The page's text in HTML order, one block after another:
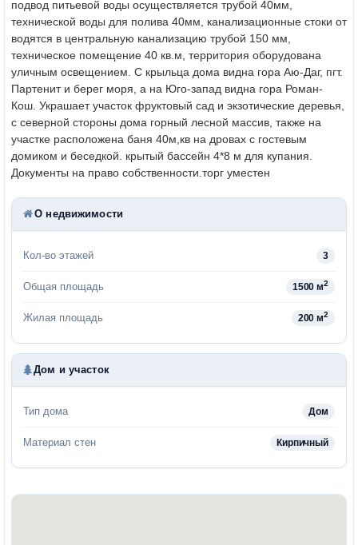
подвод питьевой воды осуществляется трубой 40мм,
технической воды для полива 40мм, канализационные стоки от
водятся в центральную канализацию трубой 150 мм,
техническое помещение 40 кв.м, территория оборудована
уличным освещением. С крыльца дома видна гора Аю-Даг, пгт.
Партенит и берег моря, а на Юго-запад видна гора Роман-
Кош. Украшает участок фруктовый сад и экзотические деревья,
с северной стороны дома горный лесной массив, также на
участке расположена баня 40м,кв на дровах с гостевым
домиком и беседкой. крытый бассейн 4*8 м для купания.
Документы на право собственности.торг уместен
О недвижимости
Кол-во этажей 3
Общая площадь 1500 м2
Жилая площадь 200 м2
Дом и участок
Тип дома Дом
Материал стен Кирпичный